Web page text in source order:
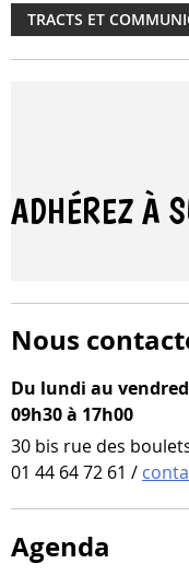
TRACTS ET
ADHÉREZ À
Nous
Du lundi au
09h30 à 17h00
30 bis rue des
01 44 64 72 61 /
Agenda